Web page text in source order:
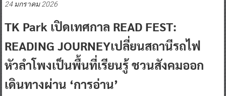
24 มกราคม 2026
TK Park เปิดเทศกาล READ FEST:
READING JOURNEYเปลี่ยนสถานีรถไฟ
หัวลำโพงเป็นพื้นที่เรียนรู้ ชวนสังคมออก
เดินทางผ่าน ‘การอ่าน’